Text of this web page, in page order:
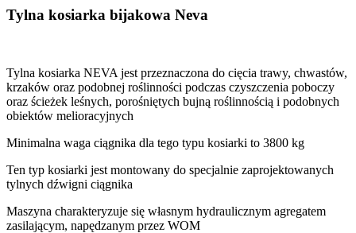
Tylna kosiarka bijakowa Neva
Tylna kosiarka NEVA jest przeznaczona do cięcia trawy, chwastów,
krzaków oraz podobnej roślinności podczas czyszczenia poboczy
oraz ścieżek leśnych, porośniętych bujną roślinnością i podobnych
obiektów melioracyjnych
Minimalna waga ciągnika dla tego typu kosiarki to 3800 kg
Ten typ kosiarki jest montowany do specjalnie zaprojektowanych
tylnych dźwigni ciągnika
Maszyna charakteryzuje się własnym hydraulicznym agregatem
zasilającym, napędzanym przez WOM